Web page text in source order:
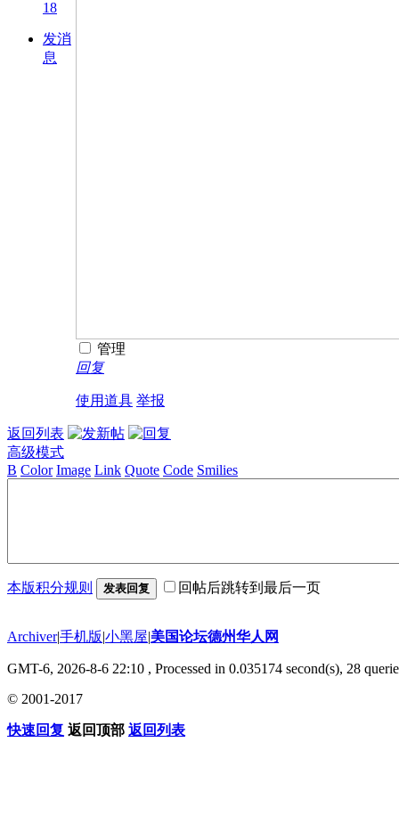
18
发消
息
管理
回复
使用道具 举报
返回列表
高级模式
B Color Image Link Quote Code Smilies
本版积分规则 发表回复 回帖后跳转到最后一页
Archiver|手机版|小黑屋|美国论坛德州华人网
GMT-6, 2026-8-6 22:10 , Processed in 0.035174 second(s), 28
© 2001-2017
快速回复 返回顶部 返回列表